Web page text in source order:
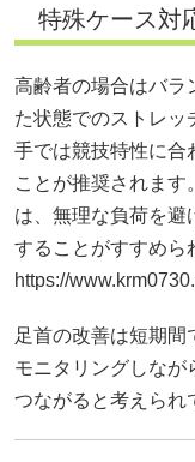
特殊ケース対
高齢者の場合はバラ
た状態でのストレッ
手では競技特性に合
ことが推奨されます
は、無理な負荷を避
することがすすめら
https://
足首の改善は短期間
モニタリングしなが
つながると考えられ